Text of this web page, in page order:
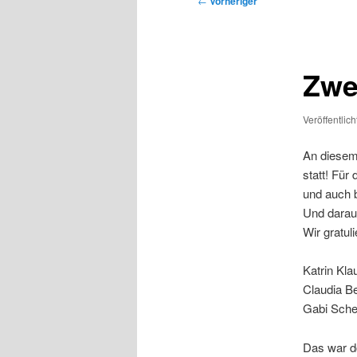
An
statt! Für
und auch
Und
Wir
Katrin
Claudia
Gabi
Das war